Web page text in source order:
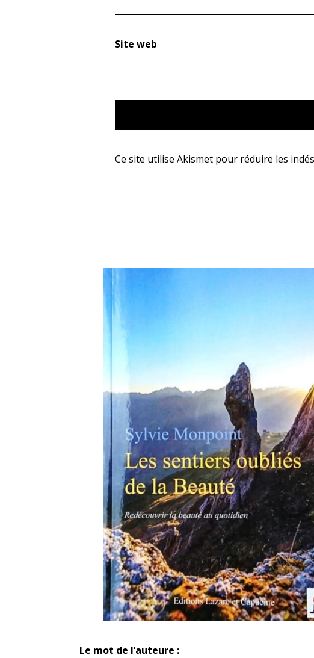
Site web
Ce site utilise Akismet pour réduire les
Le mot de l’auteure :